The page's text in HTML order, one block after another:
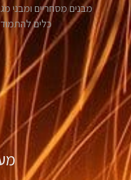
מבנים מסחריים ומבני
כלים